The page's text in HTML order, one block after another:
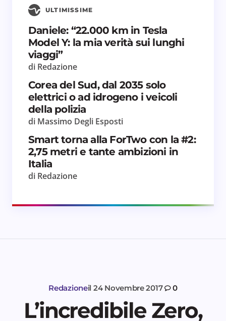
Salva il mio nome e email in questo browser
per il prossimo commento.
ULTIMISSIME
Daniele: “22.000 km in Tesla
Model Y: la mia verità sui lunghi
viaggi”
di Redazione
Corea del Sud, dal 2035 solo
elettrici o ad idrogeno i veicoli
della polizia
di Massimo Degli Esposti
Smart torna alla ForTwo con la #2:
2,75 metri e tante ambizioni in
Italia
di Redazione
Redazioneil 24 Novembre 2017 0
L’incredibile Zero,